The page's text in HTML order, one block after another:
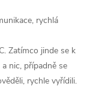
rychlá
Zatímco jinde se k
nic, případně se
rychle vyřídili.